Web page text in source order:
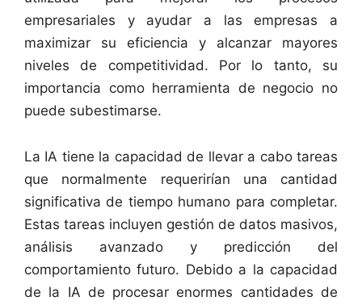
empresariales y ayudar a las empresas a
maximizar su eficiencia y alcanzar mayores
niveles de competitividad. Por lo tanto, su
importancia como herramienta de negocio no
puede subestimarse.
La IA tiene la capacidad de llevar a cabo tareas
que normalmente requerirían una cantidad
significativa de tiempo humano para completar.
Estas tareas incluyen gestión de datos masivos,
análisis avanzado y predicción del
comportamiento futuro. Debido a la capacidad
de la IA de procesar enormes cantidades de